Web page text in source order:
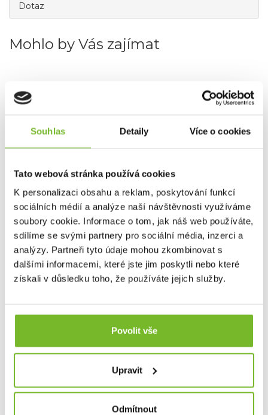
Souhlas Detaily Více o cookies
Tato webová stránka používá cookies
K personalizaci obsahu a reklam, poskytování funkcí
sociálních médií a analýze naší návštěvnosti využíváme
soubory cookie. Informace o tom, jak náš web používáte,
sdílíme se svými partnery pro sociální média, inzerci a
analýzy. Partneři tyto údaje mohou zkombinovat s
dalšími informacemi, které jste jim poskytli nebo které
získali v důsledku toho, že používáte jejich služby.
Povolit vše
Upravit
Odmítnout
Dotaz
Mohlo by Vás zajímat
Aktivní uhlíkové filtry pro Lifesaver Cube 6 ks
Vyměnitelné filtry s aktivním uhlím zlepšují chuť vody
z fil...
Skladem: posledních 7 ks
Kód: PRD0053